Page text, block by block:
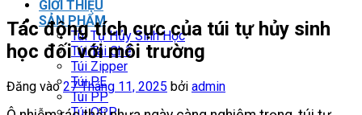
GIỚI THIỆU
SẢN PHẨM
Túi Tự Hủy Sinh Học
Túi Tái Chế
Túi Zipper
Túi PE
Túi PP
Tác động tích cực của túi tự hủy sinh
học đối với môi trường
Đăng vào27 Tháng 11, 2025 bởi admin